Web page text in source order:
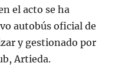
el acto se ha
autobús oficial de
y gestionado por
Artieda.